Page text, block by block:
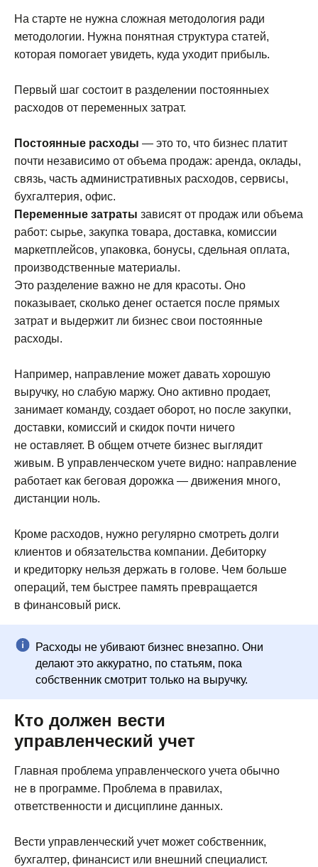
На старте не нужна сложная методология ради
методологии. Нужна понятная структура статей,
которая помогает увидеть, куда уходит прибыль.
Первый шаг состоит в разделении постоянныех
расходов от переменных затрат.
Постоянные расходы — это то, что бизнес платит
почти независимо от объема продаж: аренда, оклады,
связь, часть административных расходов, сервисы,
бухгалтерия, офис.
Переменные затраты зависят от продаж или объема
работ: сырье, закупка товара, доставка, комиссии
маркетплейсов, упаковка, бонусы, сдельная оплата,
производственные материалы.
Это разделение важно не для красоты. Оно
показывает, сколько денег остается после прямых
затрат и выдержит ли бизнес свои постоянные
расходы.
Например, направление может давать хорошую
выручку, но слабую маржу. Оно активно продает,
занимает команду, создает оборот, но после закупки,
доставки, комиссий и скидок почти ничего
не оставляет. В общем отчете бизнес выглядит
живым. В управленческом учете видно: направление
работает как беговая дорожка — движения много,
дистанции ноль.
Кроме расходов, нужно регулярно смотреть долги
клиентов и обязательства компании. Дебиторку
и кредиторку нельзя держать в голове. Чем больше
операций, тем быстрее память превращается
в финансовый риск.
Расходы не убивают бизнес внезапно. Они
делают это аккуратно, по статьям, пока
собственник смотрит только на выручку.
Кто должен вести
управленческий учет
Главная проблема управленческого учета обычно
не в программе. Проблема в правилах,
ответственности и дисциплине данных.
Вести управленческий учет может собственник,
бухгалтер, финансист или внешний специалист.